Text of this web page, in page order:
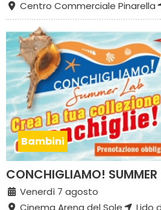
Centro Commerciale Pinarella
Bambini
CONCHIGLIAMO! SUMMER
Venerdì 7 agosto
Cinema Arena del Sole
Lido